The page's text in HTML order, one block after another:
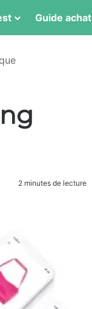
Guide achat
2 minutes de lecture